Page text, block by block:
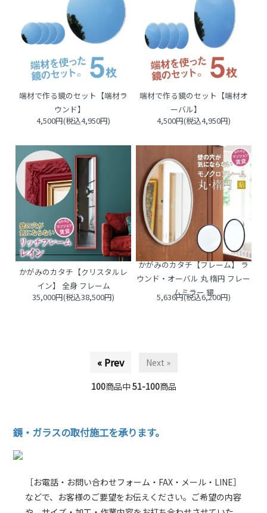
端材で作る鏡のセット【端材ラ
ウンド】
4,500円(税込4,950円)
端材で作る鏡のセット【端材オ
ーバル】
4,500円(税込4,950円)
かがみのカタチ【クリスタルレ
イン】 全身 フレーム
35,000円(税込38,500円)
かがみのカタチ【フレーム】 ラ
ウンド・オーバル 丸 楕円 フレー
ムミラー 鏡
5,636円(税込6,200円)
« Prev Next »
100商品中51-100商品
鏡・ガラスの取付施工を承ります。
［お電話・お問い合わせフォーム・FAX・メール・LINE］
などで、お客様のご要望をお伝えください。ご希望の内容